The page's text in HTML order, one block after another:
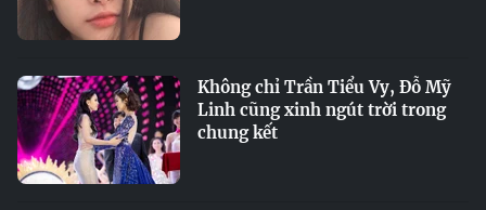
Không chỉ Trần Tiểu Vy, Đỗ Mỹ
Linh cũng xinh ngút trời trong
chung kết